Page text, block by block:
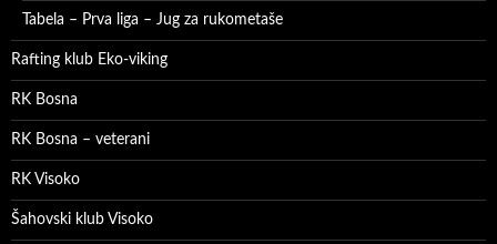
Tabela – Prva liga – Jug za rukometaše
Rafting klub Eko-viking
RK Bosna
RK Bosna – veterani
RK Visoko
Šahovski klub Visoko